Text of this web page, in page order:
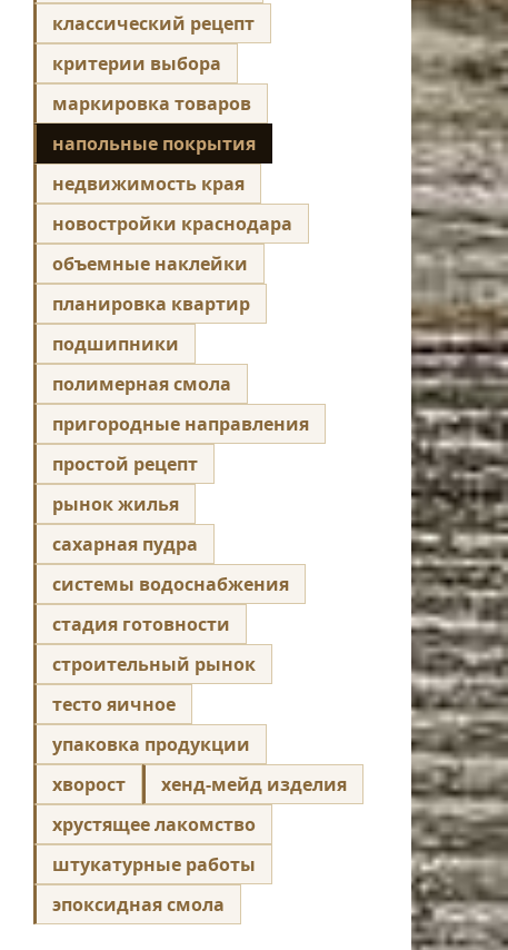
классический рецепт
критерии выбора
маркировка товаров
напольные покрытия
недвижимость края
новостройки краснодара
объемные наклейки
планировка квартир
подшипники
полимерная смола
пригородные направления
простой рецепт
рынок жилья
сахарная пудра
системы водоснабжения
стадия готовности
строительный рынок
тесто яичное
упаковка продукции
хворост
хенд-мейд изделия
хрустящее лакомство
штукатурные работы
эпоксидная смола